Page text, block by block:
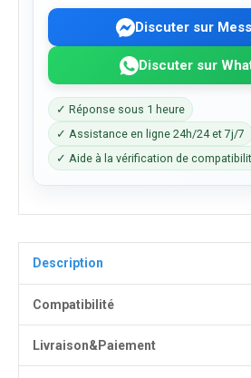
Discuter sur
Discuter sur
✓ Réponse sous 1 heure
✓ Assistance en ligne 24h/24 et 7j/7
✓ Aide à la vérification de
Description
Compatibilité
Livraison&Paiement